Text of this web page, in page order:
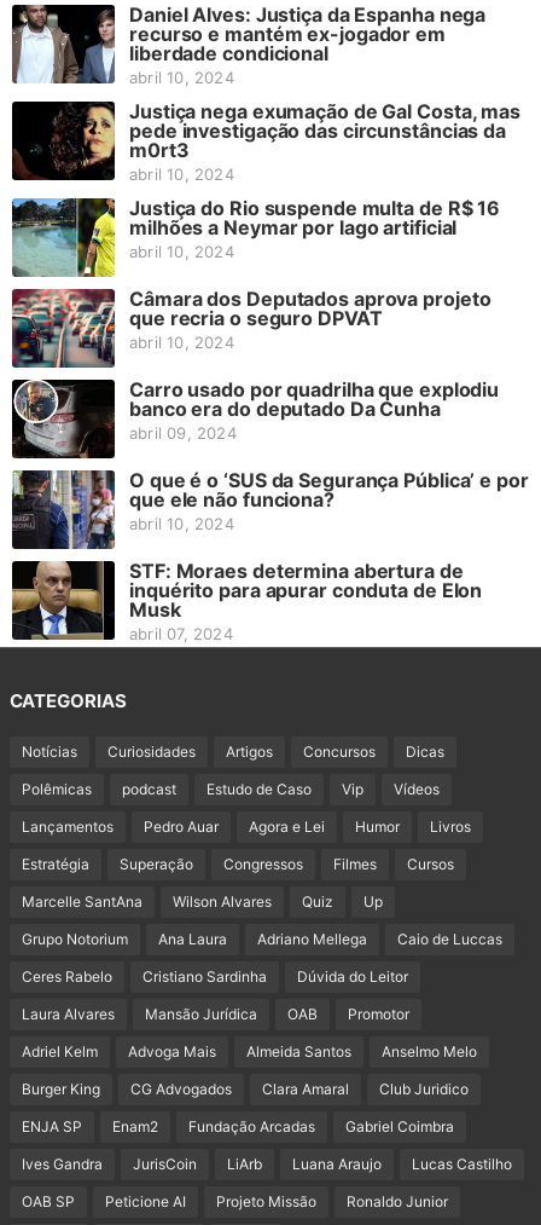
Daniel Alves: Justiça da Espanha nega
recurso e mantém ex-jogador em
liberdade condicional
abril 10, 2024
Justiça nega exumação de Gal Costa, mas
pede investigação das circunstâncias da
m0rt3
abril 10, 2024
Justiça do Rio suspende multa de R$ 16
milhões a Neymar por lago artificial
abril 10, 2024
Câmara dos Deputados aprova projeto
que recria o seguro DPVAT
abril 10, 2024
Carro usado por quadrilha que explodiu
banco era do deputado Da Cunha
abril 09, 2024
O que é o ‘SUS da Segurança Pública’ e por
que ele não funciona?
abril 10, 2024
STF: Moraes determina abertura de
inquérito para apurar conduta de Elon
Musk
abril 07, 2024
CATEGORIAS
Notícias Curiosidades Artigos Concursos Dicas
Polêmicas podcast Estudo de Caso Vip Vídeos
Lançamentos Pedro Auar Agora e Lei Humor Livros
Estratégia Superação Congressos Filmes Cursos
Marcelle SantAna Wilson Alvares Quiz Up
Grupo Notorium Ana Laura Adriano Mellega Caio de Luccas
Ceres Rabelo Cristiano Sardinha Dúvida do Leitor
Laura Alvares Mansão Jurídica OAB Promotor
Adriel Kelm Advoga Mais Almeida Santos Anselmo Melo
Burger King CG Advogados Clara Amaral Club Juridico
ENJA SP Enam2 Fundação Arcadas Gabriel Coimbra
Ives Gandra JurisCoin LiArb Luana Araujo Lucas Castilho
OAB SP Peticione AI Projeto Missão Ronaldo Junior